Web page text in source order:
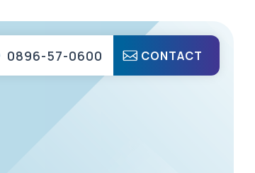
0896-57-0600 CONTACT